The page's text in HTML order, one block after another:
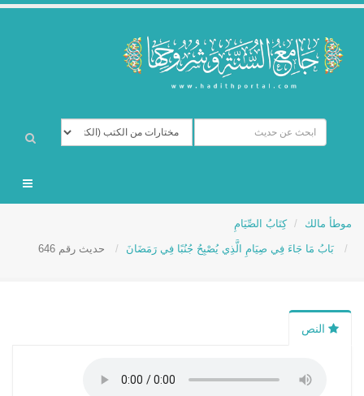
موطأ مالك كِتَابُ الصِّيَامِ
بَابُ مَا جَاءَ فِي صِيَامِ الَّذِي يُصْبِحُ جُنُبًا فِي رَمَضَانَ حديث رقم 646
النص